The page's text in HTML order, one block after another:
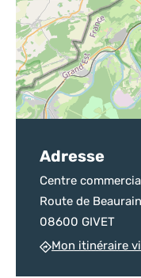
Adresse
Centre
Route de
08600 GIVET
Mon itinéraire